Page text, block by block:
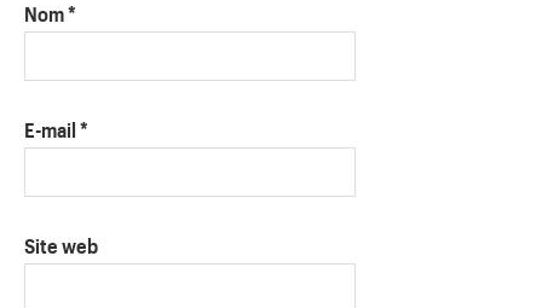
Nom*
E-mail *
Site web